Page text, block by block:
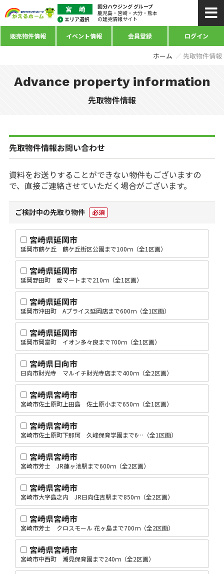
国分ハウジング グループ
鹿児島・宮崎・大分・熊本
の建売情報サイト
販売物件情報 イベント情報 会員登録 ログイン
ホーム 先取物件情報
Advance property information
先取物件情報
先取物件情報お問い合わせ
資料をお送りすることができない物件もございますの
で、直接ご連絡させていただく場合がございます。
ご検討中の先取り物件 必須
宮崎県延岡市
延岡市鶴ケ丘 鶴ケ丘街区公園まで100ｍ（全1区画）
宮崎県延岡市
延岡野田町 愛マートまで210ｍ（全1区画）
宮崎県延岡市
延岡市沖田町 Aプライス延岡店まで600ｍ（全1区画）
宮崎県延岡市
延岡市岡富町 イオン多々良まで700ｍ（全1区画）
宮崎県日向市
日向市財光寺 マルイチ財光寺店まで400ｍ（全2区画）
宮崎県宮崎市
宮崎市佐土原町上田島 佐土原小まで650ｍ（全1区画）
宮崎県宮崎市
宮崎市佐土原町下那珂 久峰保育学園まで6…（全1区画）
宮崎県宮崎市
宮崎市芳士 JR蓮ヶ池駅まで600ｍ（全2区画）
宮崎県宮崎市
宮崎市大字島之内 JR日向住吉駅まで850ｍ（全2区画）
宮崎県宮崎市
宮崎市芳士 クロスモール 花ヶ島まで700ｍ（全2区画）
宮崎県宮崎市
宮崎市中西町 潮見保育園まで240ｍ（全2区画）